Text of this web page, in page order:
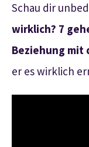
Schau dir
wirklich? 7
Beziehung mit
er es wirklich